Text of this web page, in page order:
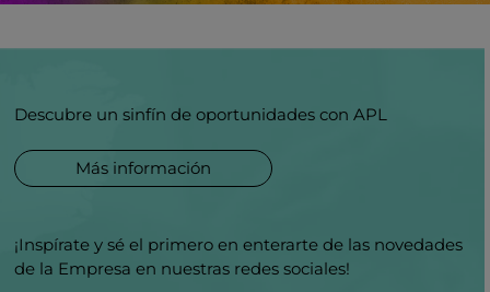
Descubre un sinfín de oportunidades con APL
Más información
¡Inspírate y sé el primero en enterarte de las novedades
de la Empresa en nuestras redes sociales!